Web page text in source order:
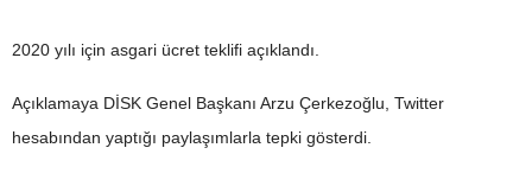
2020 yılı için asgari ücret teklifi açıklandı.
Açıklamaya DİSK Genel Başkanı Arzu Çerkezoğlu, Twitter
hesabından yaptığı paylaşımlarla tepki gösterdi.